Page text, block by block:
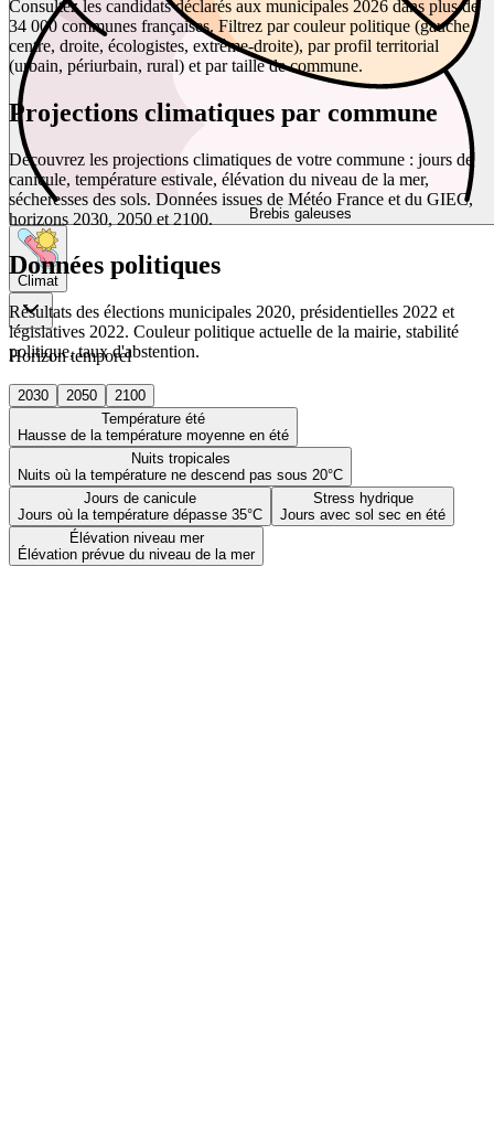
Brebis galeuses
Climat
Horizon temporel
2030 2050
2100
Température été
Hausse de la température moyenne en été
Nuits tropicales
Nuits où la température ne descend pas sous 20°C
Jours de canicule
Jours où la température dépasse 35°C
Stress hydrique
Jours avec sol sec en été
Élévation niveau mer
Élévation prévue du niveau de la mer
Consultez les candidats déclarés aux municipales 2026 dans plus de
34 000 communes françaises. Filtrez par couleur politique (gauche,
centre, droite, écologistes, extrême-droite), par profil territorial
(urbain, périurbain, rural) et par taille de commune.
Projections climatiques par commune
Découvrez les projections climatiques de votre commune : jours de
canicule, température estivale, élévation du niveau de la mer,
sécheresses des sols. Données issues de Météo France et du GIEC,
horizons 2030, 2050 et 2100.
Données politiques
Résultats des élections municipales 2020, présidentielles 2022 et
législatives 2022. Couleur politique actuelle de la mairie, stabilité
politique, taux d'abstention.